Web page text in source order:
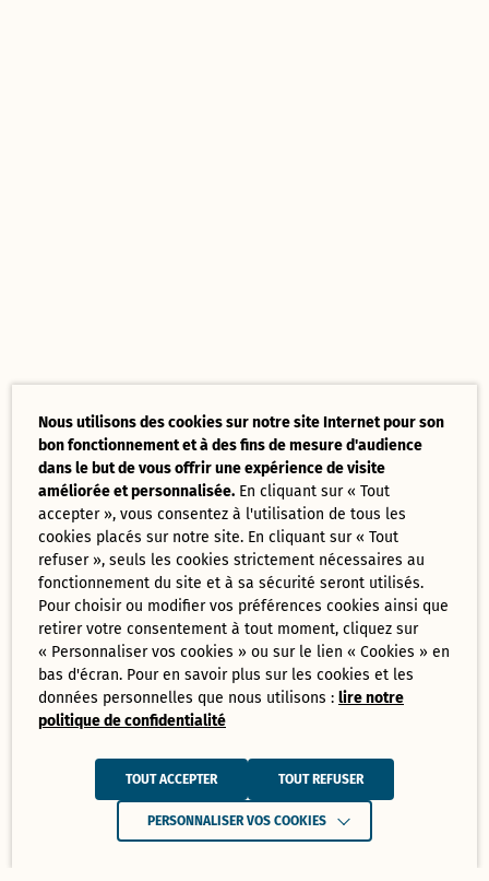
Nous utilisons des cookies sur notre site Internet pour son
bon fonctionnement et à des fins de mesure d'audience
dans le but de vous offrir une expérience de visite
améliorée et personnalisée. En cliquant sur « Tout
accepter », vous consentez à l'utilisation de tous les
cookies placés sur notre site. En cliquant sur « Tout
refuser », seuls les cookies strictement nécessaires au
fonctionnement du site et à sa sécurité seront utilisés.
Pour choisir ou modifier vos préférences cookies ainsi que
retirer votre consentement à tout moment, cliquez sur
« Personnaliser vos cookies » ou sur le lien « Cookies » en
bas d'écran. Pour en savoir plus sur les cookies et les
données personnelles que nous utilisons :lire notre
politique de confidentialité
TOUT ACCEPTER TOUT REFUSER
PERSONNALISER VOS COOKIES